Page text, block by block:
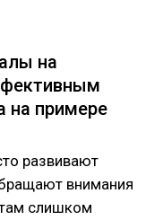
на
на примере
развивают
внимания
слишком